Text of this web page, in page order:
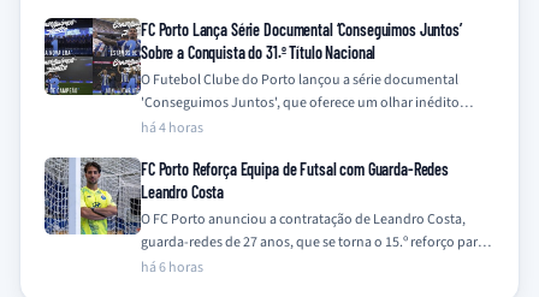
FC Porto Lança Série Documental ‘Conseguimos Juntos’
Sobre a Conquista do 31.º Título Nacional
O Futebol Clube do Porto lançou a série documental
'Conseguimos Juntos', que oferece um olhar inédito
sobre a campanha vitoriosa da temporada…
há 4 horas
FC Porto Reforça Equipa de Futsal com Guarda-Redes
Leandro Costa
O FC Porto anunciou a contratação de Leandro Costa,
guarda-redes de 27 anos, que se torna o 15.º reforço para a
equipa…
há 6 horas